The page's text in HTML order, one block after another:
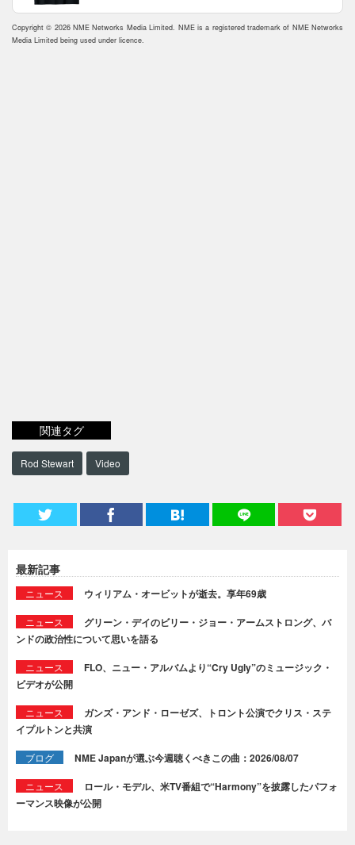
Copyright © 2026 NME Networks Media Limited. NME is a registered trademark of NME Networks
Media Limited being used under licence.
関連タグ
Rod Stewart Video
最新記事
ニュース ウィリアム・オービットが逝去。享年69歳
ニュース
グリーン・デイのビリー・ジョー・アームストロング、バ
ンドの政治性について思いを語る
ニュース
FLO、ニュー・アルバムより“Cry Ugly”のミュージック・
ビデオが公開
ニュース
ガンズ・アンド・ローゼズ、トロント公演でクリス・ステ
イプルトンと共演
ブログ NME Japanが選ぶ今週聴くべきこの曲：2026/08/07
ニュース
ロール・モデル、米TV番組で“Harmony”を披露したパフォ
ーマンス映像が公開